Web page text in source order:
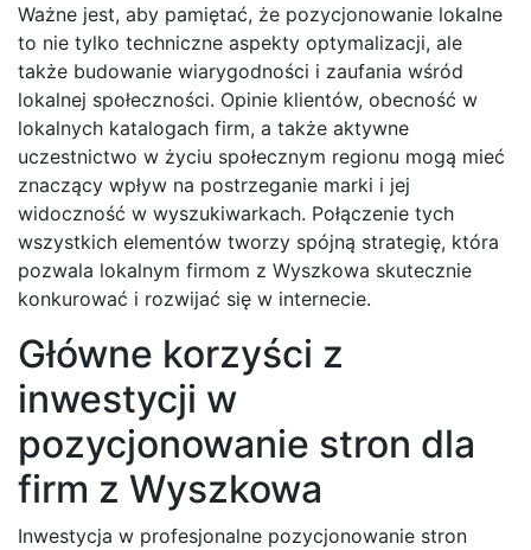
Ważne jest, aby pamiętać, że pozycjonowanie lokalne
to nie tylko techniczne aspekty optymalizacji, ale
także budowanie wiarygodności i zaufania wśród
lokalnej społeczności. Opinie klientów, obecność w
lokalnych katalogach firm, a także aktywne
uczestnictwo w życiu społecznym regionu mogą mieć
znaczący wpływ na postrzeganie marki i jej
widoczność w wyszukiwarkach. Połączenie tych
wszystkich elementów tworzy spójną strategię, która
pozwala lokalnym firmom z Wyszkowa skutecznie
konkurować i rozwijać się w internecie.
Główne korzyści z
inwestycji w
pozycjonowanie stron dla
firm z Wyszkowa
Inwestycja w profesjonalne pozycjonowanie stron